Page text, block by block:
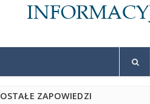
ZAPOWIEDZI